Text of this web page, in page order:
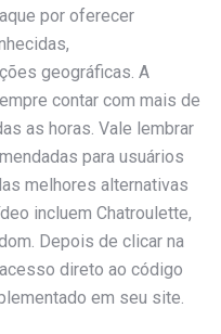
por oferecer
geográficas. A
contar com mais de
as horas. Vale lembrar
para usuários
melhores alternativas
incluem Chatroulette,
Depois de clicar na
direto ao código
em seu site.